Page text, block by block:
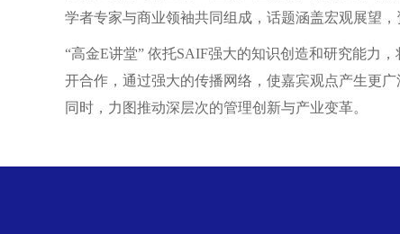
学者专家与商业领袖共同组成，话题涵盖宏观展望
“高金E讲堂” 依托SAIF强大的知识创造和研究能力
开合作，通过强大的传播网络，使嘉宾观点产生更
同时，力图推动深层次的管理创新与产业变革。